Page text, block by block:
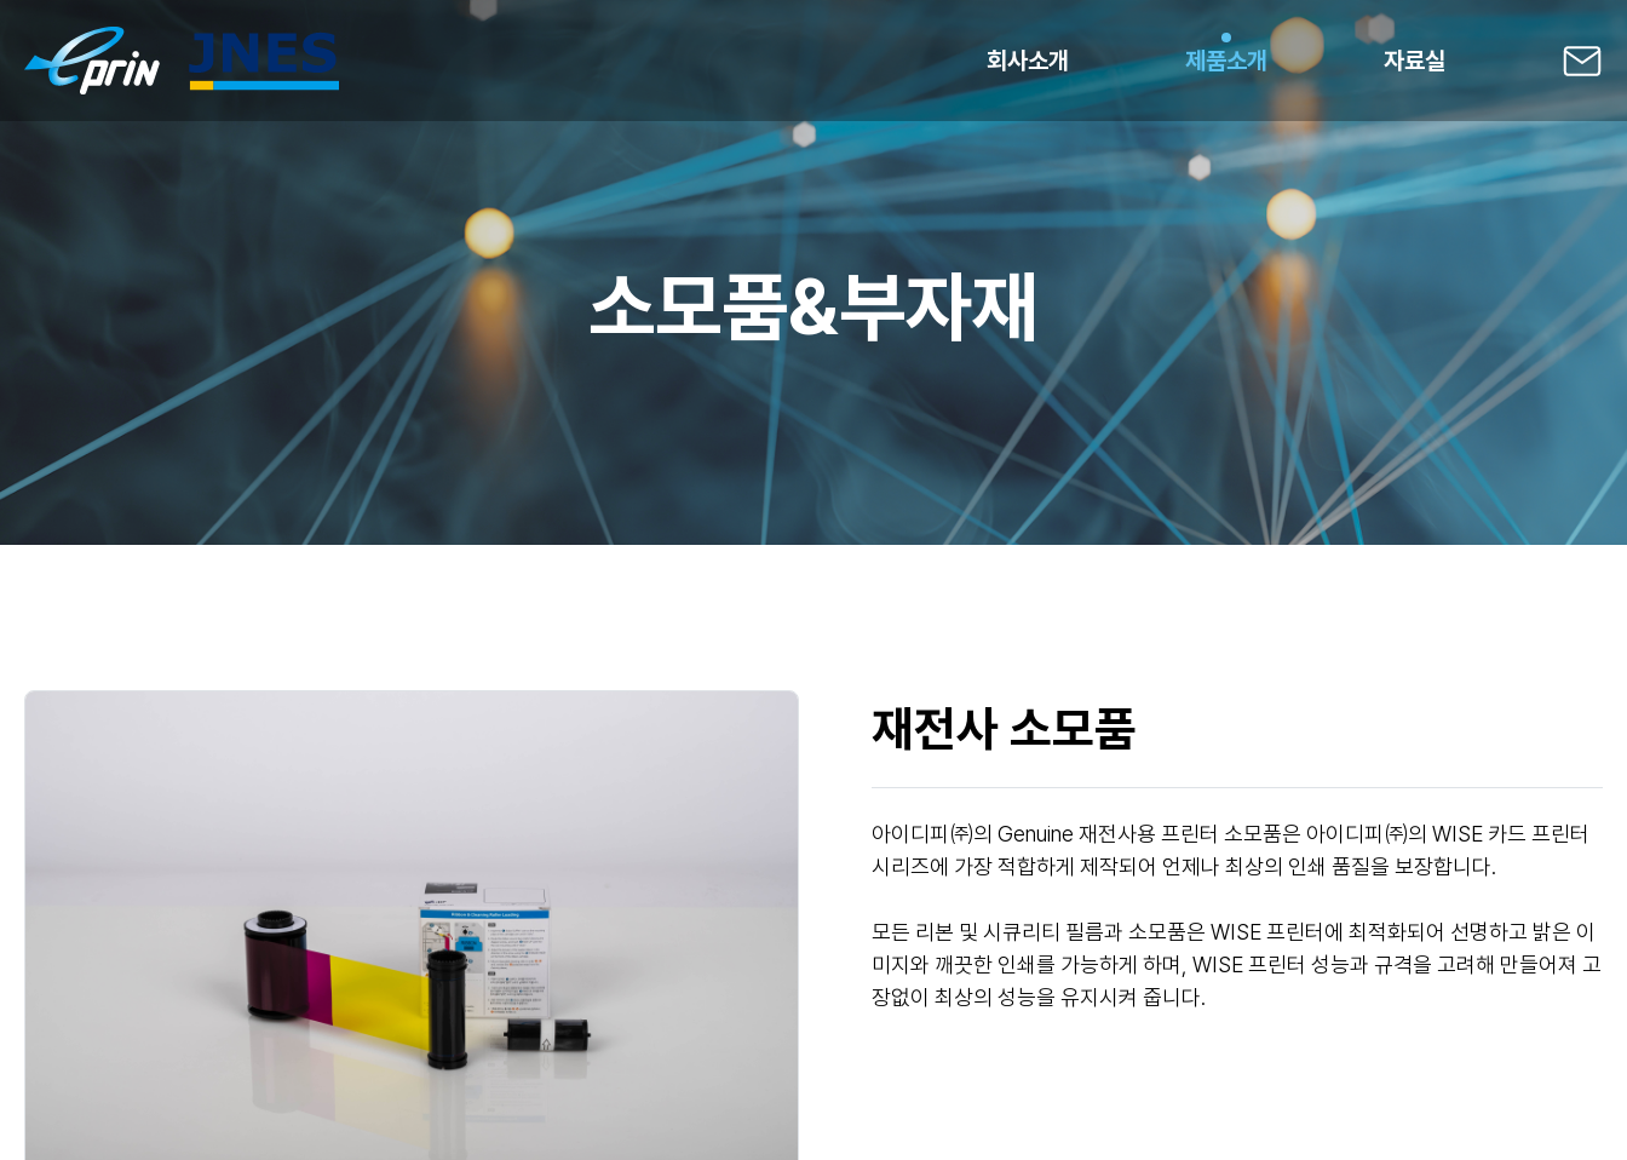
회사소개 제품소개 자료실
소모품&부자재
재전사 소모품
아이디피㈜의 Genuine 재전사용 프린터 소모품은 아이디피㈜의 WISE 카드 프린터
시리즈에 가장 적합하게 제작되어 언제나 최상의 인쇄 품질을 보장합니다.
모든 리본 및 시큐리티 필름과 소모품은 WISE 프린터에 최적화되어 선명하고 밝은 이
미지와 깨끗한 인쇄를 가능하게 하며, WISE 프린터 성능과 규격을 고려해 만들어져 고
장없이 최상의 성능을 유지시켜 줍니다.